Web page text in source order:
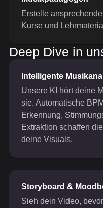
Erstelle
Kurse und
Deep Dive in
Intelligente
Unsere KI hört deine
sie. Automatische
Erkennung,
Extraktion schaffen
deine Visuals.
Storyboard &
Sieh dein Video,